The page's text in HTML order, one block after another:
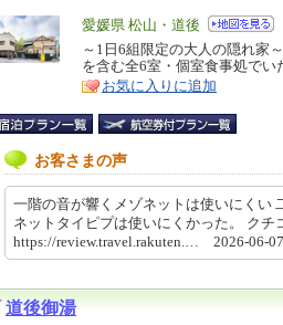
エ
リ
ア
愛媛県 松山・道後
特
徴
～1日6組限定の大人の隠れ家
を含む全6室・個室食事処でい
お気に入りに追加
お客さまの声
一階の音が響くメゾネットは使いにくい
ネットタイピプは使いにくかった。 ク
https://review.travel.rakuten.… 2026-06-
道後御湯